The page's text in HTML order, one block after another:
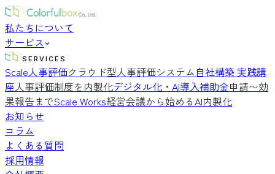
私たちについて
サービス
SERVICES
Scale人事評価クラウド型人事評価システム 自社構築 実践講
座人事評価制度を内製化デジタル化・AI導入補助金申請〜効
果報告までScale Works経営会議から始めるAI内製化
お知らせ
コラム
よくある質問
採用情報